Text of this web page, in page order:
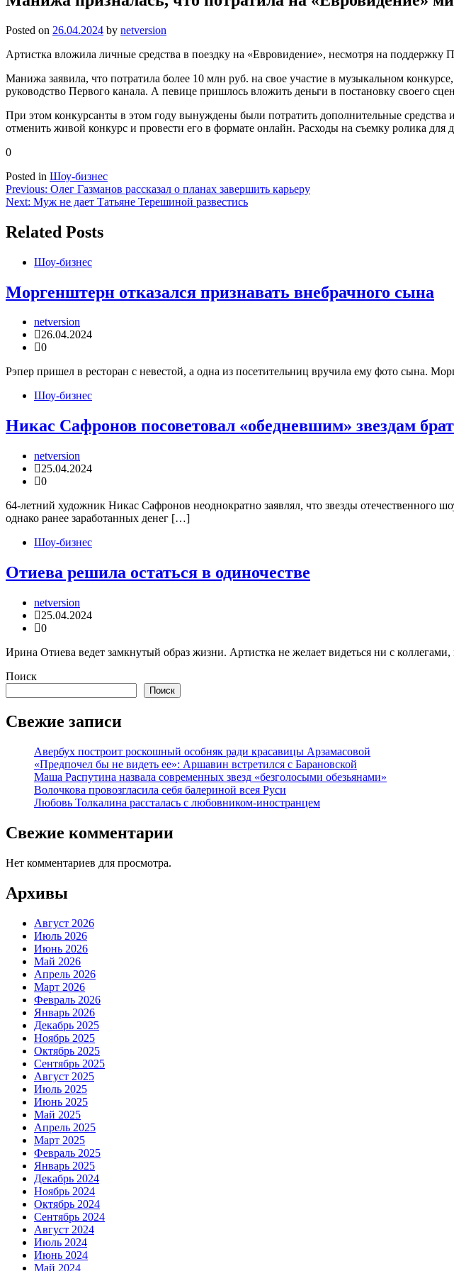
Posted on 26.04.2024 by netversion
Артистка вложила личные средства в поездку на «Евровидение», несмотря на поддержку
Манижа заявила, что потратила более 10 млн руб. на свое участие в музыкальном
руководство Первого канала. А певице пришлось вложить деньги в постановку своего
При этом конкурсанты в этом году вынуждены были потратить дополнительные
отменить живой конкурс и провести его в формате онлайн. Расходы на съемку ролика
0
Posted in Шоу-бизнес
Навигация
по
записям
Previous: Олег Газманов рассказал о планах завершить карьеру
Next: Муж не дает Татьяне Терешиной развестись
Related Posts
Шоу-бизнес
Моргенштерн отказался признавать внебрачного сына
netversion
26.04.2024
0
Рэпер пришел в ресторан с невестой, а одна из посетительниц вручила ему фото
Шоу-бизнес
Никас Сафронов посоветовал «обедневшим» звездам
netversion
25.04.2024
0
64-летний художник Никас Сафронов неоднократно заявлял, что звезды отечественного
однако ранее заработанных денег […]
Шоу-бизнес
Отиева решила остаться в одиночестве
netversion
25.04.2024
0
Ирина Отиева ведет замкнутый образ жизни. Артистка не желает видеться ни с
Поиск
Поиск
Свежие записи
Авербух построит роскошный особняк ради красавицы Арзамасовой
«Предпочел бы не видеть ее»: Аршавин встретился с Барановской
Маша Распутина назвала современных звезд «безголосыми обезьянами»
Волочкова провозгласила себя балериной всея Руси
Любовь Толкалина рассталась с любовником-иностранцем
Свежие комментарии
Нет комментариев для просмотра.
Архивы
Август 2026
Июль 2026
Июнь 2026
Май 2026
Апрель 2026
Март 2026
Февраль 2026
Январь 2026
Декабрь 2025
Ноябрь 2025
Октябрь 2025
Сентябрь 2025
Август 2025
Июль 2025
Июнь 2025
Май 2025
Апрель 2025
Март 2025
Февраль 2025
Январь 2025
Декабрь 2024
Ноябрь 2024
Октябрь 2024
Сентябрь 2024
Август 2024
Июль 2024
Июнь 2024
Май 2024